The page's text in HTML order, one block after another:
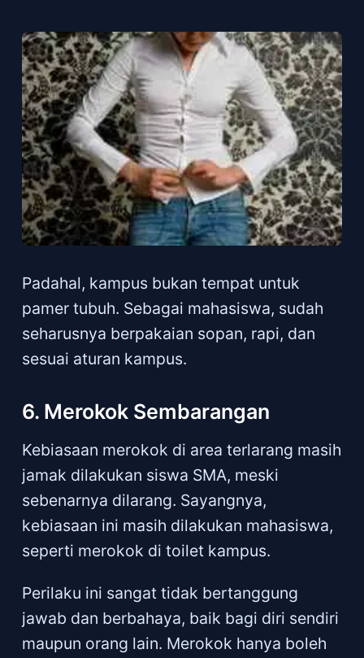
Padahal, kampus bukan tempat untuk
pamer tubuh. Sebagai mahasiswa, sudah
seharusnya berpakaian sopan, rapi, dan
sesuai aturan kampus.
6. Merokok Sembarangan
Kebiasaan merokok di area terlarang masih
jamak dilakukan siswa SMA, meski
sebenarnya dilarang. Sayangnya,
kebiasaan ini masih dilakukan mahasiswa,
seperti merokok di toilet kampus.
Perilaku ini sangat tidak bertanggung
jawab dan berbahaya, baik bagi diri sendiri
maupun orang lain. Merokok hanya boleh